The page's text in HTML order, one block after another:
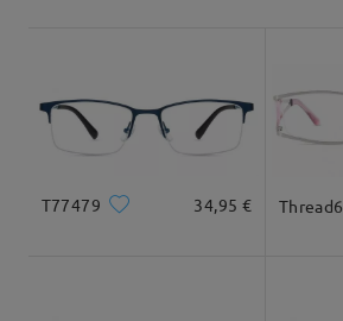
Tipo Rostro: Longitud Rostro:
Llegado
T77479 34,95 € Thread6